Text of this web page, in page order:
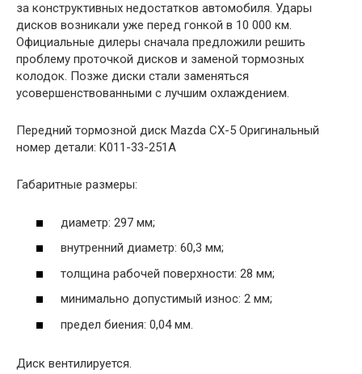
за конструктивных недостатков автомобиля. Удары
дисков возникали уже перед гонкой в ​​10 000 км.
Официальные дилеры сначала предложили решить
проблему проточкой дисков и заменой тормозных
колодок. Позже диски стали заменяться
усовершенствованными с лучшим охлаждением.
Передний тормозной диск Mazda CX-5 Оригинальный
номер детали: K011-33-251A
Габаритные размеры:
диаметр: 297 мм;
внутренний диаметр: 60,3 мм;
толщина рабочей поверхности: 28 мм;
минимально допустимый износ: 2 мм;
предел биения: 0,04 мм.
Диск вентилируется.